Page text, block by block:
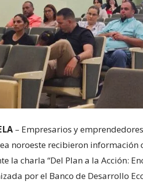
– Empresarios y
noroeste recibieron
la charla “Del Plan a la Acción:
por el Banco de Desarrollo